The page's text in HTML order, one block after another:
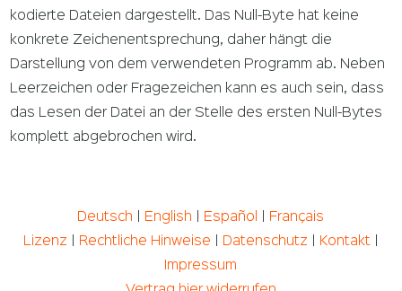
kodierte Dateien dargestellt. Das Null-Byte hat keine
konkrete Zeichenentsprechung, daher hängt die
Darstellung von dem verwendeten Programm ab. Neben
Leerzeichen oder Fragezeichen kann es auch sein, dass
das Lesen der Datei an der Stelle des ersten Null-Bytes
komplett abgebrochen wird.
Deutsch English Español
Français
Lizenz
Rechtliche Hinweise Datenschutz Kontakt
Impressum